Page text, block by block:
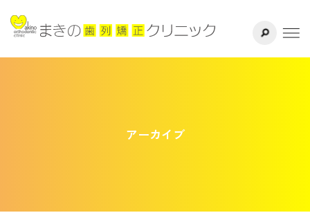
千葉県八千
サイト内検索
アーカイブ